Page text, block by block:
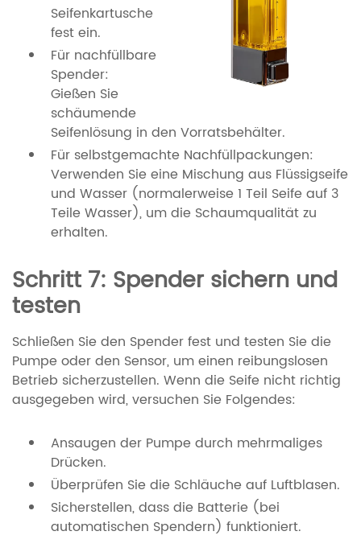
Seifenkartusche
fest ein.
Für nachfüllbare
Spender:
Gießen Sie
schäumende
Seifenlösung in den Vorratsbehälter.
Für selbstgemachte Nachfüllpackungen:
Verwenden Sie eine Mischung aus Flüssigseife
und Wasser (normalerweise 1 Teil Seife auf 3
Teile Wasser), um die Schaumqualität zu
erhalten.
Schritt 7: Spender sichern und
testen
Schließen Sie den Spender fest und testen Sie die
Pumpe oder den Sensor, um einen reibungslosen
Betrieb sicherzustellen. Wenn die Seife nicht richtig
ausgegeben wird, versuchen Sie Folgendes:
Ansaugen der Pumpe durch mehrmaliges
Drücken.
Überprüfen Sie die Schläuche auf Luftblasen.
Sicherstellen, dass die Batterie (bei
automatischen Spendern) funktioniert.